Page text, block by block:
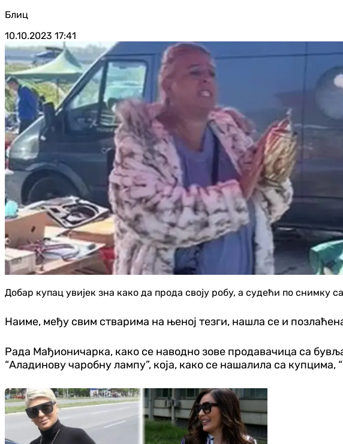
Блиц
10.10.2023 17:41
Добар купац увијек зна како да прода своју робу, а судећи по снимку
Наиме, међу свим стварима на њеној тезги, нашла се и
Рада Мађионичарка, како се наводно зове продавачица са
“Аладинову чаробну лампу”, која, како се нашалила са